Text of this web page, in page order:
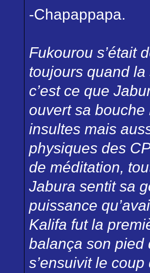
-Chapappapa.
Fukourou s’était
toujours quand la
c’est ce que
ouvert sa
insultes mais
physiques des
de méditation,
Jabura sentit sa
puissance
Kalifa fut la
balança son pied
s’ensuivit le